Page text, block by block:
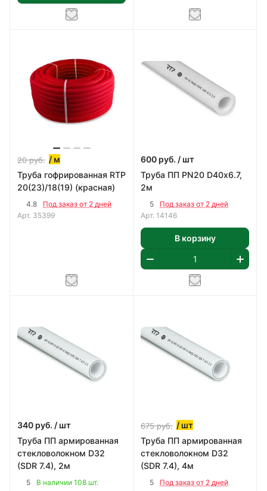
20руб. / м
Труба гофрированная RTP
20(23)/18(19) (красная)
4.8
Под заказ от 2 дней
Арт. 35399
600 руб. / шт
Труба ПП PN20 D40х6.7,
2м
5
Под заказ от 2 дней
Арт. 14146
В корзину
340 руб. / шт
Труба ПП армированная
стекловолокном D32
(SDR 7.4), 2м
5
В наличии 108 шт.
675руб. / шт
Труба ПП армированная
стекловолокном D32
(SDR 7.4), 4м
5
Под заказ от 2 дней